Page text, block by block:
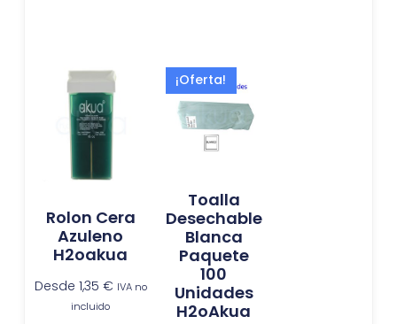
Rolon Cera
Azuleno
H2oakua
Desde 1,35 € IVA no
incluido
¡Oferta!
Toalla
Desechable
Blanca
Paquete
100
Unidades
H2oAkua
El
precio
original
era:
10,99 €.